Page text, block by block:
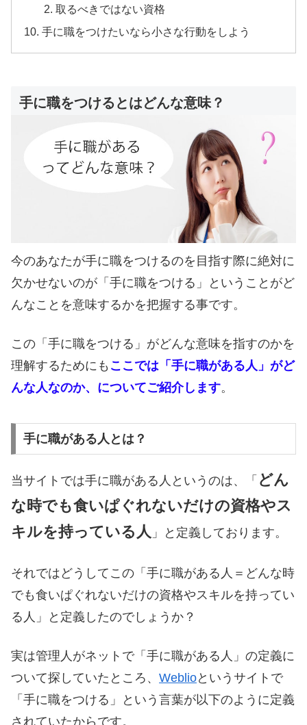
取るべきではない資格
手に職をつけたいなら小さな行動をしよう
手に職をつけるとはどんな意味？
今のあなたが手に職をつけるのを目指す際に絶対に
欠かせないのが「手に職をつける」ということがど
んなことを意味するかを把握する事です。
この「手に職をつける」がどんな意味を指すのかを
理解するためにも ここでは「手に職がある人」がど
んな人なのか、についてご紹介します。
手に職がある人とは？
当サイトでは手に職がある人というのは、「 どん
な時でも食いぱぐれないだけの資格やス
キルを持っている人 」と定義しております。
それではどうしてこの「手に職がある人＝どんな時
でも食いぱぐれないだけの資格やスキルを持ってい
る人」と定義したのでしょうか？
実は管理人がネットで「手に職がある人」の定義に
ついて探していたところ、 Weblioというサイトで
「手に職をつける」という言葉が以下のように定義
されていたからです。